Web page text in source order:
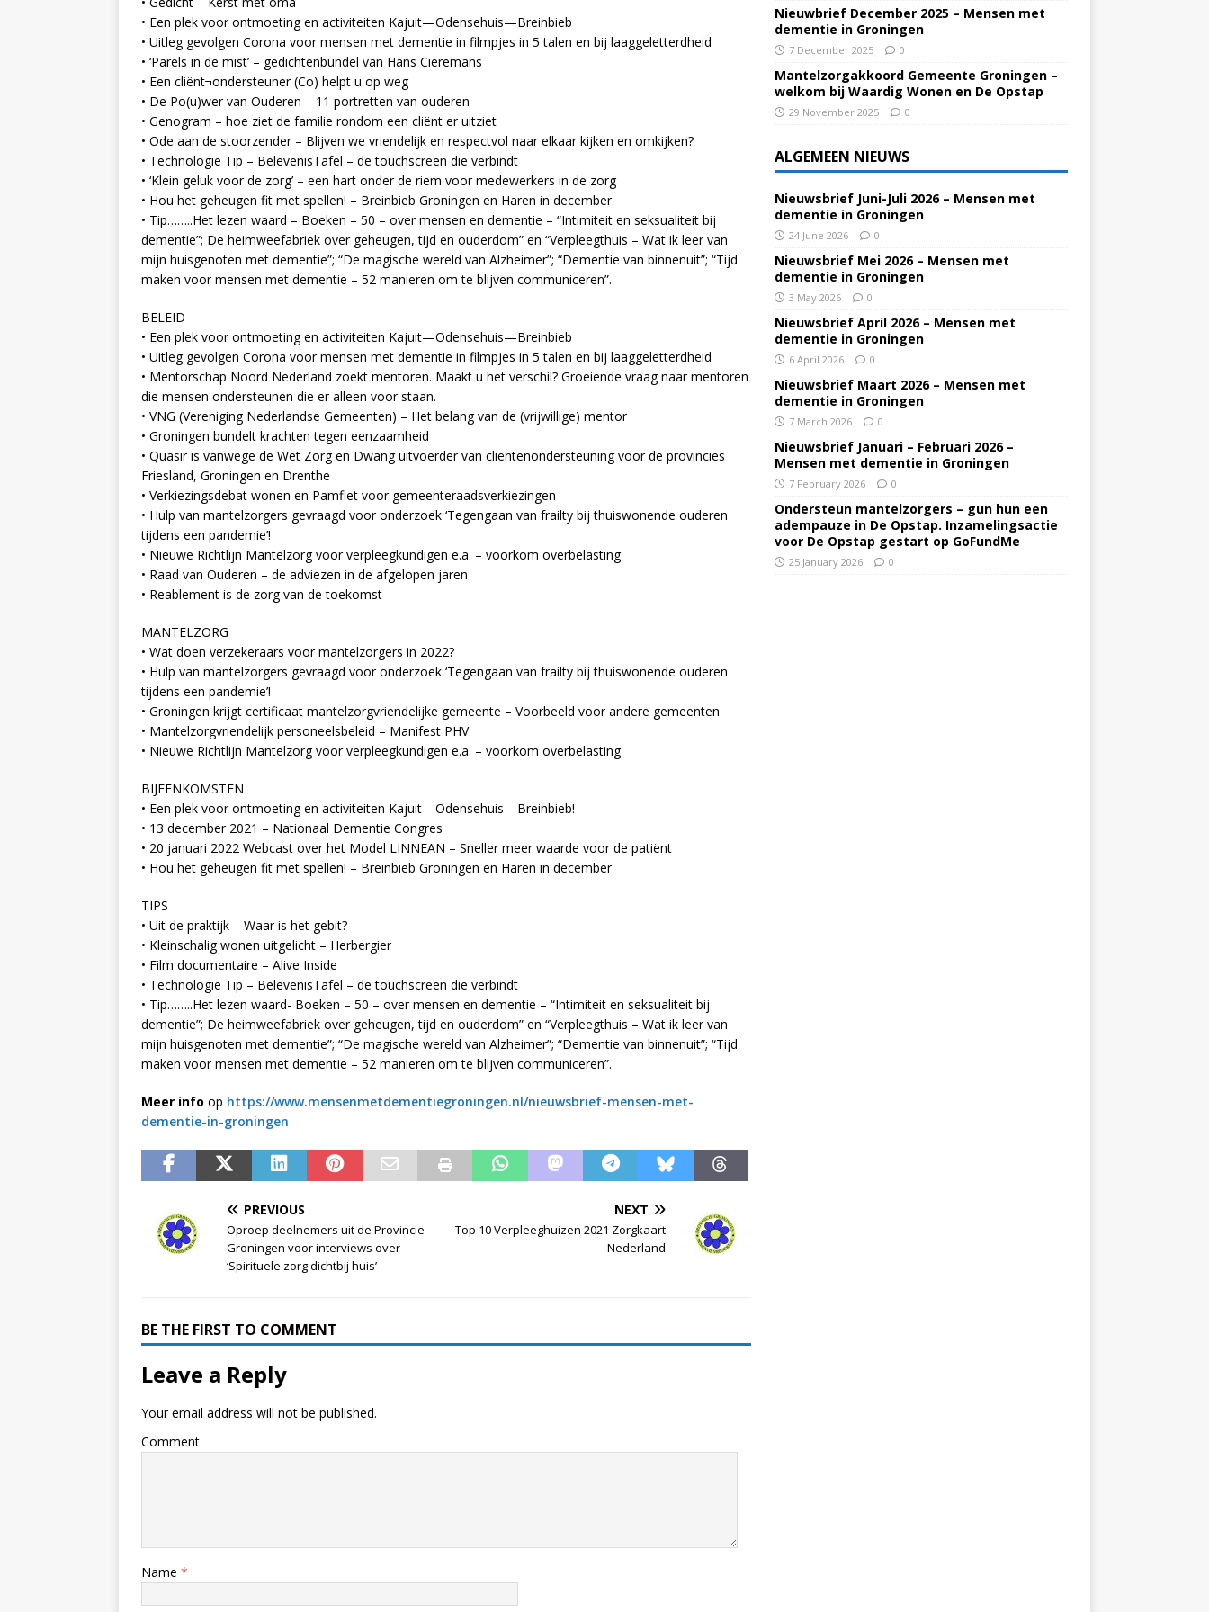
• Een plek voor ontmoeting en activiteiten Kajuit—Odensehuis—Breinbieb
• Uitleg gevolgen Corona voor mensen met dementie in filmpjes in 5 talen en bij laaggeletterdheid
• ‘Parels in de mist’ – gedichtenbundel van Hans Cieremans
• Een cliënt¬ondersteuner (Co) helpt u op weg
• De Po(u)wer van Ouderen – 11 portretten van ouderen
• Genogram – hoe ziet de familie rondom een cliënt er uitziet
• Ode aan de stoorzender – Blijven we vriendelijk en respectvol naar elkaar kijken en omkijken?
• Technologie Tip – BelevenisTafel – de touchscreen die verbindt
• ‘Klein geluk voor de zorg’ – een hart onder de riem voor medewerkers in de zorg
• Hou het geheugen fit met spellen! – Breinbieb Groningen en Haren in december
• Tip……..Het lezen waard – Boeken – 50 – over mensen en dementie – “Intimiteit en seksualiteit bij
dementie”; De heimweefabriek over geheugen, tijd en ouderdom” en “Verpleegthuis – Wat ik leer van
mijn huisgenoten met dementie”; “De magische wereld van Alzheimer”; “Dementie van binnenuit”; “Tijd
maken voor mensen met dementie – 52 manieren om te blijven communiceren”.
BELEID
• Een plek voor ontmoeting en activiteiten Kajuit—Odensehuis—Breinbieb
• Uitleg gevolgen Corona voor mensen met dementie in filmpjes in 5 talen en bij laaggeletterdheid
• Mentorschap Noord Nederland zoekt mentoren. Maakt u het verschil? Groeiende vraag naar mentoren
die mensen ondersteunen die er alleen voor staan.
• VNG (Vereniging Nederlandse Gemeenten) – Het belang van de (vrijwillige) mentor
• Groningen bundelt krachten tegen eenzaamheid
• Quasir is vanwege de Wet Zorg en Dwang uitvoerder van cliëntenondersteuning voor de provincies
Friesland, Groningen en Drenthe
• Verkiezingsdebat wonen en Pamflet voor gemeenteraadsverkiezingen
• Hulp van mantelzorgers gevraagd voor onderzoek ‘Tegengaan van frailty bij thuiswonende ouderen
tijdens een pandemie’!
• Nieuwe Richtlijn Mantelzorg voor verpleegkundigen e.a. – voorkom overbelasting
• Raad van Ouderen – de adviezen in de afgelopen jaren
• Reablement is de zorg van de toekomst
MANTELZORG
• Wat doen verzekeraars voor mantelzorgers in 2022?
• Hulp van mantelzorgers gevraagd voor onderzoek ‘Tegengaan van frailty bij thuiswonende ouderen
tijdens een pandemie’!
• Groningen krijgt certificaat mantelzorgvriendelijke gemeente – Voorbeeld voor andere gemeenten
• Mantelzorgvriendelijk personeelsbeleid – Manifest PHV
• Nieuwe Richtlijn Mantelzorg voor verpleegkundigen e.a. – voorkom overbelasting
BIJEENKOMSTEN
• Een plek voor ontmoeting en activiteiten Kajuit—Odensehuis—Breinbieb!
• 13 december 2021 – Nationaal Dementie Congres
• 20 januari 2022 Webcast over het Model LINNEAN – Sneller meer waarde voor de patiënt
• Hou het geheugen fit met spellen! – Breinbieb Groningen en Haren in december
TIPS
• Uit de praktijk – Waar is het gebit?
• Kleinschalig wonen uitgelicht – Herbergier
• Film documentaire – Alive Inside
• Technologie Tip – BelevenisTafel – de touchscreen die verbindt
• Tip……..Het lezen waard- Boeken – 50 – over mensen en dementie – “Intimiteit en seksualiteit bij
dementie”; De heimweefabriek over geheugen, tijd en ouderdom” en “Verpleegthuis – Wat ik leer van
mijn huisgenoten met dementie”; “De magische wereld van Alzheimer”; “Dementie van binnenuit”; “Tijd
maken voor mensen met dementie – 52 manieren om te blijven communiceren”.
Meer info op https://www.mensenmetdementiegroningen.nl/nieuwsbrief-mensen-met-
dementie-in-groningen
PREVIOUS
Oproep deelnemers uit de Provincie
Groningen voor interviews over
‘Spirituele zorg dichtbij huis’
NEXT
Top 10 Verpleeghuizen 2021 Zorgkaart
Nederland
BE THE FIRST TO COMMENT
Leave a Reply
Your email address will not be published.
Comment
Name *
Nieuwbrief December 2025 – Mensen met
dementie in Groningen
7 December 2025 0
Mantelzorgakkoord Gemeente Groningen –
welkom bij Waardig Wonen en De Opstap
29 November 2025 0
ALGEMEEN NIEUWS
Nieuwsbrief Juni-Juli 2026 – Mensen met
dementie in Groningen
24 June 2026 0
Nieuwsbrief Mei 2026 – Mensen met
dementie in Groningen
3 May 2026 0
Nieuwsbrief April 2026 – Mensen met
dementie in Groningen
6 April 2026 0
Nieuwsbrief Maart 2026 – Mensen met
dementie in Groningen
7 March 2026 0
Nieuwsbrief Januari – Februari 2026 –
Mensen met dementie in Groningen
7 February 2026 0
Ondersteun mantelzorgers – gun hun een
adempauze in De Opstap. Inzamelingsactie
voor De Opstap gestart op GoFundMe
25 January 2026 0